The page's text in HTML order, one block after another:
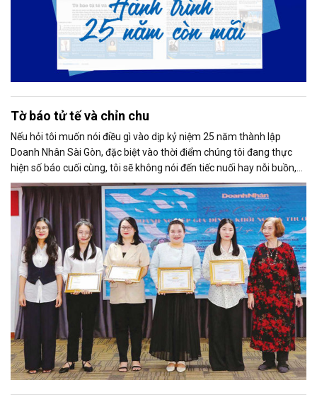
Tờ báo tử tế và chỉn chu
Nếu hỏi tôi muốn nói điều gì vào dịp kỷ niệm 25 năm thành lập
Doanh Nhân Sài Gòn, đặc biệt vào thời điểm chúng tôi đang thực
hiện số báo cuối cùng, tôi sẽ không nói đến tiếc nuối hay nỗi buồn,
thay vào đó là niềm tự hào. Bởi khi nghĩ về Doanh Nhân Sài Gòn, tôi
luôn nghĩ đó là một tờ báo “tử tế, chỉn chu”. Những điều tưởng như
rất bình thường ấy đã nuôi dưỡng tôi suốt 25 năm làm nghề. Và có
lẽ sẽ còn theo tôi đến hết cuộc đời cầm bút.